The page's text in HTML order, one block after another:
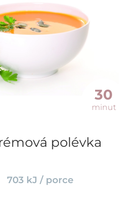
30
minut
polévka
703 kJ / porce